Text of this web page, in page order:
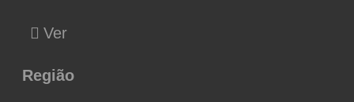
Ver
Região